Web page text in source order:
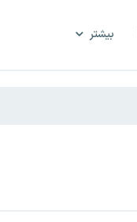
بیشتر